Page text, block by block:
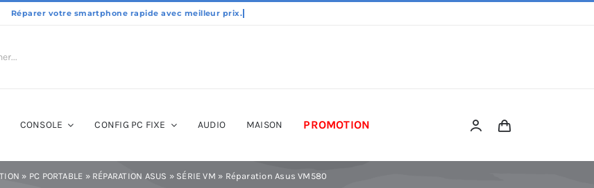
CONSOLE CONFIG PC FIXE AUDIO MAISON PROMOTION
» PC PORTABLE » RÉPARATION ASUS » SÉRIE VM » Réparation Asus VM580